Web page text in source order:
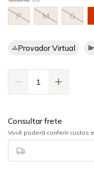
P M G
Provador Virtual